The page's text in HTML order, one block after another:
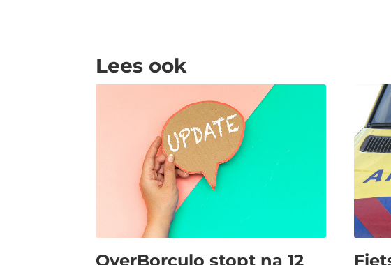
Lees ook
OverBorculo stopt na 12